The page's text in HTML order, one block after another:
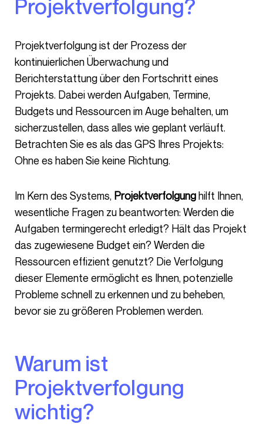
Projektverfolgung?
Projektverfolgung ist der Prozess der
kontinuierlichen Überwachung und
Berichterstattung über den Fortschritt eines
Projekts. Dabei werden Aufgaben, Termine,
Budgets und Ressourcen im Auge behalten, um
sicherzustellen, dass alles wie geplant verläuft.
Betrachten Sie es als das GPS Ihres Projekts:
Ohne es haben Sie keine Richtung.
Im Kern des Systems, Projektverfolgunghilft Ihnen,
wesentliche Fragen zu beantworten: Werden die
Aufgaben termingerecht erledigt? Hält das Projekt
das zugewiesene Budget ein? Werden die
Ressourcen effizient genutzt? Die Verfolgung
dieser Elemente ermöglicht es Ihnen, potenzielle
Probleme schnell zu erkennen und zu beheben,
bevor sie zu größeren Problemen werden.
Warum ist
Projektverfolgung
wichtig?